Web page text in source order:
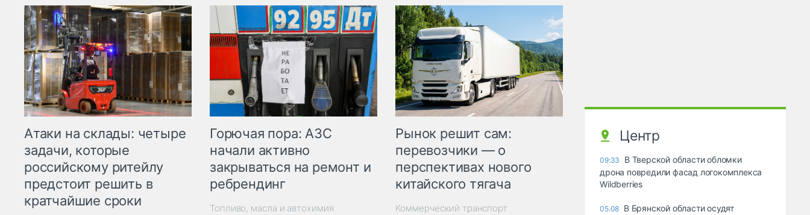
Атаки на склады: четыре
задачи, которые
российскому ритейлу
предстоит решить в
кратчайшие сроки
Горючая пора: АЗС
начали активно
закрываться на ремонт и
ребрендинг
Топливо, масла и автохимия
Рынок решит сам:
перевозчики — о
перспективах нового
китайского тягача
Коммерческий транспорт
Центр
09:33
В Тверской области обломки
дрона повредили фасад логокомплекса
Wildberries
05.08 В Брянской области осудят